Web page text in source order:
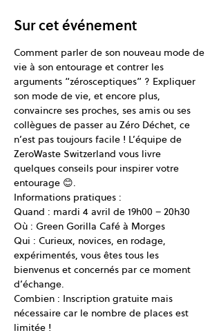
Sur cet événement
Comment parler de son nouveau mode de
vie à son entourage et contrer les
arguments “zérosceptiques” ? Expliquer
son mode de vie, et encore plus,
convaincre ses proches, ses amis ou ses
collègues de passer au Zéro Déchet, ce
n’est pas toujours facile ! L’équipe de
ZeroWaste Switzerland vous livre
quelques conseils pour inspirer votre
entourage 😊.
Informations pratiques :
Quand : mardi 4 avril de 19h00 – 20h30
Où : Green Gorilla Café à Morges
Qui : Curieux, novices, en rodage,
expérimentés, vous êtes tous les
bienvenus et concernés par ce moment
d’échange.
Combien : Inscription gratuite mais
nécessaire car le nombre de places est
limitée !